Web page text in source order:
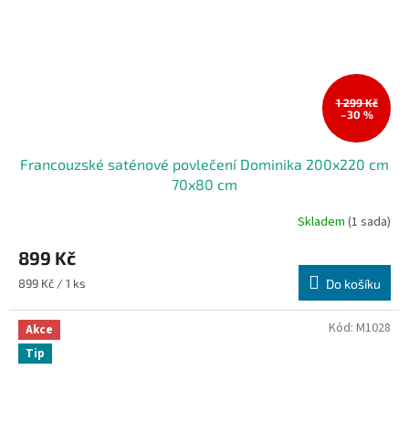
1 299 Kč
–30 %
Francouzské saténové povlečení Dominika 200x220 cm
70x80 cm
Skladem (1 sada)
899 Kč
Měrná
899 Kč / 1 ks Do košíku
Akce
Tip
Kód: M1028